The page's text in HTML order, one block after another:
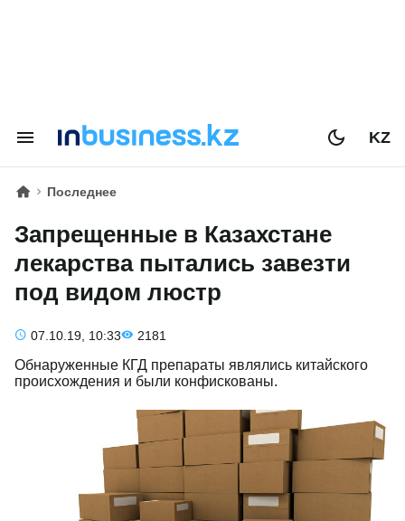
KZ
Последнее
Запрещенные в Казахстане
лекарства пытались завезти
под видом люстр
07.10.19, 10:33 2181
Обнаруженные КГД препараты являлись китайского
происхождения и были конфискованы.